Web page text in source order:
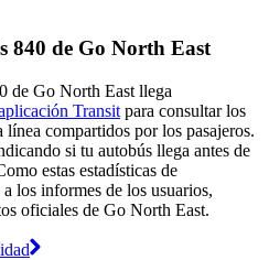
840 de Go North East
de Go North East llega
Transit para consultar los
compartidos por los pasajeros.
si tu autobús llega antes de
estas estadísticas de
los informes de los usuarios,
oficiales de Go North East.